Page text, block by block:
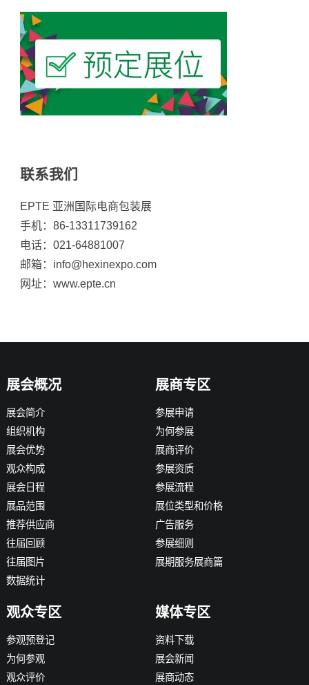
联系我们
EPTE 亚洲国际电商包装展
手机：86-13311739162
电话：021-64881007
邮箱：info@hexinexpo.com
网址：www.epte.cn
展会概况
展会简介
组织机构
展会优势
观众构成
展会日程
展品范围
推荐供应商
往届回顾
往届图片
数据统计
展商专区
参展申请
为何参展
展商评价
参展资质
参展流程
展位类型和价格
广告服务
参展细则
展期服务展商篇
观众专区
参观预登记
为何参观
观众评价
媒体专区
资料下载
展会新闻
展商动态